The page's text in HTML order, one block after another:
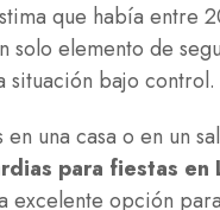
que había entre
solo elemento de
situación bajo control.
una casa o en un
para fiestas en
excelente opción